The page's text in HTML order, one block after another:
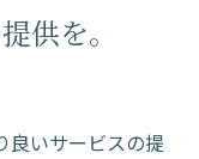
供を。
良いサービスの提